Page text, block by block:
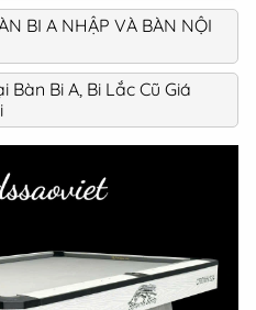
BI A NHẬP VÀ BÀN NỘI
Bàn Bi A, Bi Lắc Cũ Giá